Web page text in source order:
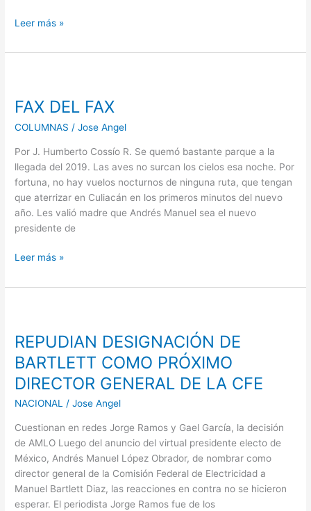
Leer más »
FAX DEL FAX
COLUMNAS /Jose Angel
Por J. Humberto Cossío R. Se quemó bastante parque a la
llegada del 2019. Las aves no surcan los cielos esa noche. Por
fortuna, no hay vuelos nocturnos de ninguna ruta, que tengan
que aterrizar en Culiacán en los primeros minutos del nuevo
año. Les valió madre que Andrés Manuel sea el nuevo
presidente de
FAX
Leer más »
REPUDIAN DESIGNACIÓN DE
BARTLETT COMO PRÓXIMO
DIRECTOR GENERAL DE LA CFE
NACIONAL /Jose Angel
Cuestionan en redes Jorge Ramos y Gael García, la decisión
de AMLO Luego del anuncio del virtual presidente electo de
México, Andrés Manuel López Obrador, de nombrar como
director general de la Comisión Federal de Electricidad a
Manuel Bartlett Diaz, las reacciones en contra no se hicieron
esperar. El periodista Jorge Ramos fue de los
DE
BARTLETT
COMO
PRÓXIMO
DIRECTOR
DE
LA
CFE